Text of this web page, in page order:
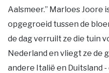
Aalsmeer.” Marloes Joore
opgegroeid tussen de
de dag verruilt ze die tuin
Nederland en vliegt ze de
andere Italië en Duitsland